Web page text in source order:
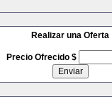
Realizar una Oferta
Precio Ofrecido $